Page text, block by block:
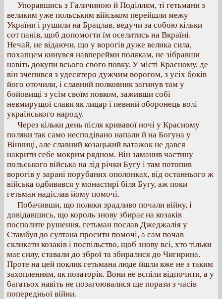
Упоравшись з Галичиною й Поділлям, ті гетьмани з
великим уже польським військом перейшли межу
України і рушили на Брацлав, ведучи за собою кільки
сот панів, щоб допомогти їм оселитись на Вкраїні.
Нечай, не відаючи, що у ворогів дуже велика сила,
похапцем кинувся навперейми полякам, не зібравши
навіть докупи всього свого повку. У місті Красному, де
він зчепився з удесятеро дужчим ворогом, з усіх боків
його оточили, і славний полковник загинув там у
бойовищі з усім своїм повком, заживши собі
невмирущої слави як лицар і певний оборонець волі
українського народу.
Через кільки день після кривавої ночі у Красному
поляки так само несподівано напали й на Богуна у
Вінниці, але славний козацький ватажок не дався
накрити себе мокрим рядном. Він заманив частину
польського війська на лід річки Бугу і там потопив
ворогів у зарані порубаних ополонках, від останнього ж
війська одбивався у монастирі біля Бугу, аж поки
гетьман надіслав йому помочі.
Побачивши, що поляки зрадливо почали війну, і
довідавшись, що король знову збирає на козаків
посполите рушення, гетьман послав Джеджалія у
Стамбул до султана просити помочі, а сам почав
скликати козаків і поспільство, щоб знову всі, хто тільки
має силу, ставали до зброї та збиралися до Чигирина.
Проте на цей поклик гетьмана люде йшли вже не з таким
захопленням, як позаторік. Вони не вспіли відпочити, а у
багатьох навіть не позагоювалися ще порази з часів
попередньої війни.